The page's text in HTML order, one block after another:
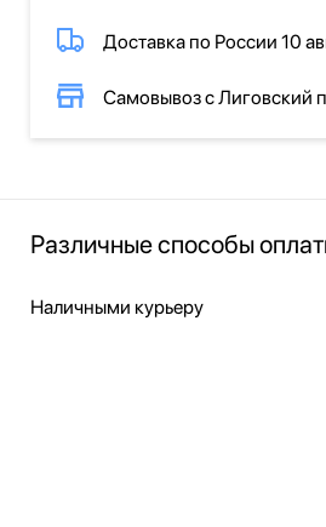
Доставка по России 10
Самовывоз с Лиговский
Различные способы
Наличными курьеру